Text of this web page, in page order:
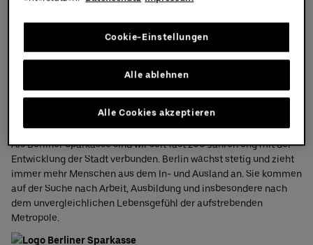
Uber Platz
Partner
Partner
Berliner Sparkasse
Berlin – unsere Stadt.
Als Berliner Sparkasse sind wir seit fast 200 Jahren eng mit der
Entwicklung der Stadt verbunden. Berlin wächst stetig und zieht
immer mehr Menschen aus dem In- und Ausland an. Sie kommen
auf der Suche nach Arbeit, Ausbildung und insbesondere nach
dem unvergleichlichen Lebensgefühl der aufstrebenden
Metropole.
Cookie-Einstellungen
Alle ablehnen
Alle Cookies akzeptieren